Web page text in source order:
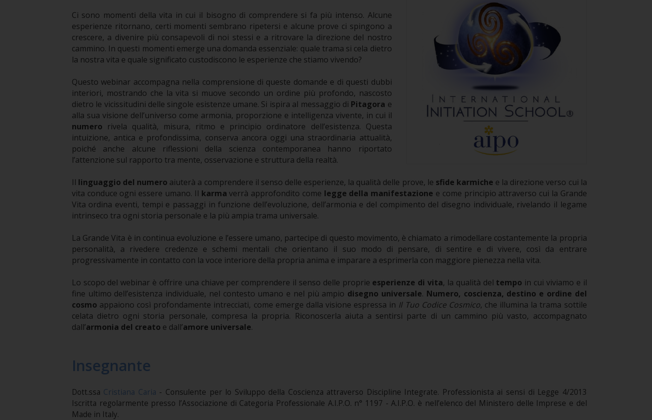
Ci sono momenti della vita in cui il bisogno di comprendere si fa più intenso. Alcune
esperienze ritornano, certi momenti sembrano ripetersi e alcune prove ci spingono a
crescere, a divenire più consapevoli di noi stessi e a ritrovare la direzione del nostro
cammino. In questi momenti emerge una domanda essenziale: quale trama si cela dietro
la nostra vita e quale significato custodiscono le esperienze che stiamo vivendo?
Questo webinar accompagna nella comprensione di queste domande e di questi dubbi
interiori, mostrando che la vita si muove secondo un ordine più profondo, nascosto
dietro le vicissitudini delle singole esistenze umane. Si ispira al messaggio di Pitagora e
alla sua visione dell’universo come armonia, proporzione e intelligenza vivente, in cui il
numero rivela qualità, misura, ritmo e principio ordinatore dell’esistenza. Questa
intuizione, antica e profondissima, conserva ancora oggi una straordinaria attualità,
poiché anche alcune riflessioni della scienza contemporanea hanno riportato
l’attenzione sul rapporto tra mente, osservazione e struttura della realtà.
Il linguaggio del numero aiuterà a comprendere il senso delle esperienze, la qualità delle prove, le sfide karmiche e la direzione verso cui la
vita conduce ogni essere umano. Il karma verrà approfondito come legge della manifestazione e come principio attraverso cui la Grande
Vita ordina eventi, tempi e passaggi in funzione dell’evoluzione, dell’armonia e del compimento del disegno individuale, rivelando il legame
intrinseco tra ogni storia personale e la più ampia trama universale.
La Grande Vita è in continua evoluzione e l’essere umano, partecipe di questo movimento, è chiamato a rimodellare costantemente la propria
personalità, a rivedere credenze e schemi mentali che orientano il suo modo di pensare, di sentire e di vivere, così da entrare
progressivamente in contatto con la voce interiore della propria anima e imparare a esprimerla con maggiore pienezza nella vita.
Lo scopo del webinar è offrire una chiave per comprendere il senso delle proprie esperienze di vita, la qualità del tempo in cui viviamo e il
fine ultimo dell’esistenza individuale, nel contesto umano e nel più ampio disegno universale. Numero, coscienza, destino e ordine del
cosmo appaiono così profondamente intrecciati, come emerge dalla visione espressa in Il Tuo Codice Cosmico, che illumina la trama sottile
celata dietro ogni storia personale, compresa la propria. Riconoscerla aiuta a sentirsi parte di un cammino più vasto, accompagnato
dall’armonia del creato e dall’amore universale.
Insegnante
Dott.ssa Cristiana Caria - Consulente per lo Sviluppo della Coscienza attraverso Discipline Integrate. Professionista ai sensi di Legge 4/2013
Iscritta regolarmente presso l’Associazione di Categoria Professionale A.I.P.O. n° 1197 - A.I.P.O. è nell’elenco del Ministero delle Imprese e del
Made in Italy.